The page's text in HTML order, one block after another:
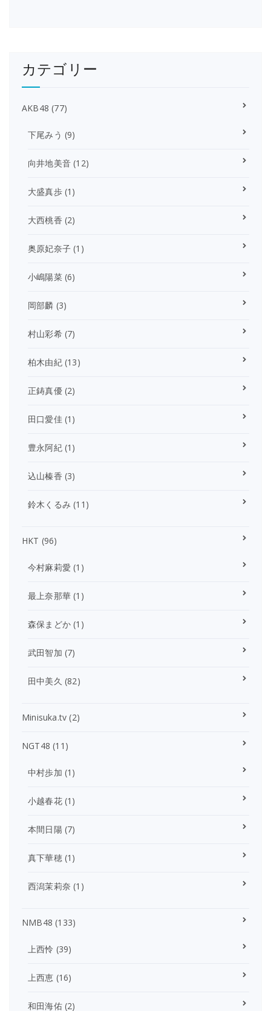
カテゴリー
AKB48 (77)
下尾みう (9)
向井地美音 (12)
大盛真歩(1)
大西桃香 (2)
奥原妃奈子 (1)
小嶋陽菜(6)
岡部麟 (3)
村山彩希(7)
柏木由紀(13)
正鋳真優(2)
田口愛佳(1)
豊永阿紀(1)
込山榛香 (3)
鈴木くるみ (11)
HKT (96)
今村麻莉愛 (1)
最上奈那華 (1)
森保まどか (1)
武田智加 (7)
田中美久 (82)
Minisuka.tv (2)
NGT48 (11)
中村歩加 (1)
小越春花(1)
本間日陽(7)
真下華穂(1)
西潟茉莉奈 (1)
NMB48 (133)
上西怜 (39)
上西恵 (16)
和田海佑(2)